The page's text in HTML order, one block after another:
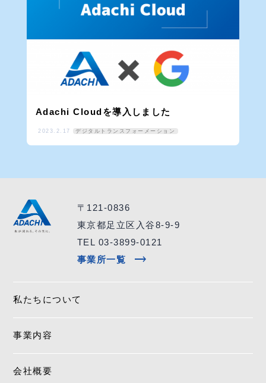
Adachi Cloudを導入しました
2023.2.17 デジタルトランスフォーメーション
〒121-0836
東京都足立区入谷8-9-9
TEL 03-3899-0121
事業所一覧
trending_flat
私たちについて
事業内容
会社概要